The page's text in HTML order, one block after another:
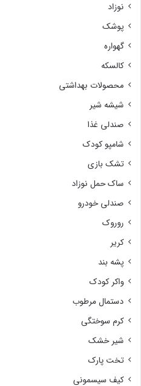
نوزاد
پوشک
گهواره
کالسکه
محصولات بهداشتی
شیشه شیر
صندلی غذا
شامپو کودک
تشک بازی
ساک حمل نوزاد
صندلی خودرو
روروک
کریر
پشه بند
واکر کودک
دستمال مرطوب
کرم سوختگی
شیر خشک
تخت پارک
کیف سیسمونی